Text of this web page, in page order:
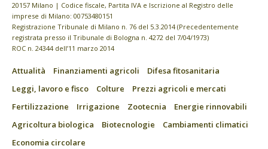
20157 Milano | Codice fiscale, Partita IVA e Iscrizione al Registro delle
imprese di Milano: 00753480151
Registrazione Tribunale di Milano n. 76 del 5.3.2014 (Precedentemente
registrata presso il Tribunale di Bologna n. 4272 del 7/04/1973)
ROC n. 24344 dell’11 marzo 2014
Attualità Finanziamenti agricoli
Difesa fitosanitaria
Leggi, lavoro e fisco
Colture
Prezzi agricoli e mercati
Fertilizzazione
Irrigazione Zootecnia
Energie rinnovabili
Agricoltura biologica
Biotecnologie
Cambiamenti climatici
Economia circolare